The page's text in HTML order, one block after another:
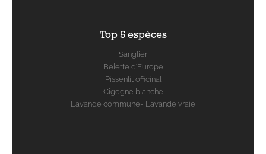
Top 5 espèces
Sanglier
Belette d'Europe
Pissenlit officinal
Cigogne blanche
Lavande commune- Lavande vraie